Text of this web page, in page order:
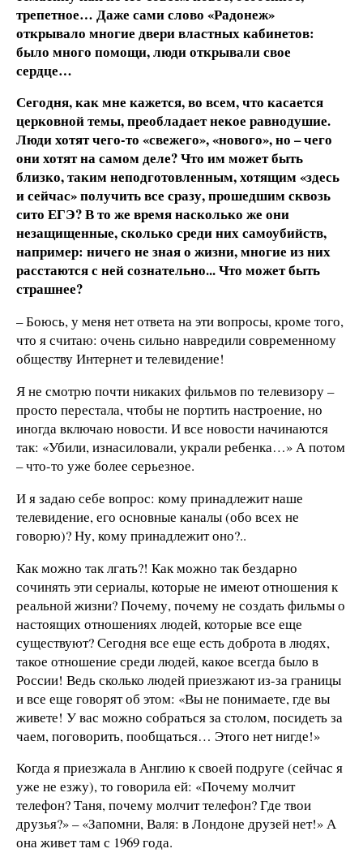
трепетное… Даже сами слово «Радонеж»
открывало многие двери властных кабинетов:
было много помощи, люди открывали свое
сердце…
Сегодня, как мне кажется, во всем, что касается
церковной темы, преобладает некое равнодушие.
Люди хотят чего-то «свежего», «нового», но – чего
они хотят на самом деле? Что им может быть
близко, таким неподготовленным, хотящим «здесь
и сейчас» получить все сразу, прошедшим сквозь
сито ЕГЭ? В то же время насколько же они
незащищенные, сколько среди них самоубийств,
например: ничего не зная о жизни,многие из них
расстаются с ней сознательно... Что может быть
страшнее?
– Боюсь, у меня нет ответа на эти вопросы, кроме того,
что я считаю: очень сильно навредили современному
обществу Интернет и телевидение!
Я не смотрю почти никаких фильмов по телевизору –
просто перестала, чтобы не портить настроение, но
иногда включаю новости. И все новости начинаются
так: «Убили, изнасиловали, украли ребенка…» А потом
– что-то уже более серьезное.
И я задаю себе вопрос: кому принадлежит наше
телевидение, его основные каналы (обо всех не
говорю)? Ну, кому принадлежит оно?..
Как можно так лгать?! Как можно так бездарно
сочинять эти сериалы, которые не имеют отношения к
реальной жизни? Почему, почему не создать фильмы о
настоящих отношениях людей, которые все еще
существуют? Сегодня все еще есть доброта в людях,
такое отношение среди людей, какое всегда было в
России! Ведь сколько людей приезжают из-за границы
и все еще говорят об этом: «Вы не понимаете, где вы
живете! У вас можно собраться за столом, посидеть за
чаем, поговорить, пообщаться… Этого нет нигде!»
Когда я приезжала в Англию к своей подруге (сейчас я
уже не езжу), то говорила ей: «Почему молчит
телефон? Таня, почему молчит телефон? Где твои
друзья?» – «Запомни, Валя: в Лондоне друзей нет!» А
она живет там с 1969 года.